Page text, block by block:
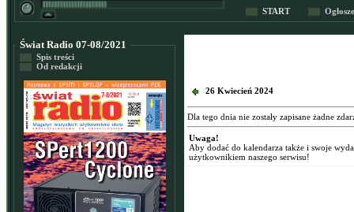
START
Świat Radio 07-08/2021
Spis treści
Od redakcji
26 Kwiecień 2024
Dla tego dnia nie zostały zapisane żadne
Uwaga!
Aby dodać do kalendarza także i swoje
użytkownikiem naszego serwisu!